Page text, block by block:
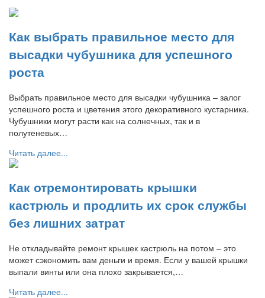
Как выбрать правильное место для
высадки чубушника для успешного
роста
Выбрать правильное место для высадки чубушника – залог
успешного роста и цветения этого декоративного кустарника.
Чубушники могут расти как на солнечных, так и в
полутеневых…
Читать далее...
Как отремонтировать крышки
кастрюль и продлить их срок службы
без лишних затрат
Не откладывайте ремонт крышек кастрюль на потом – это
может сэкономить вам деньги и время. Если у вашей крышки
выпали винты или она плохо закрывается,…
Читать далее...